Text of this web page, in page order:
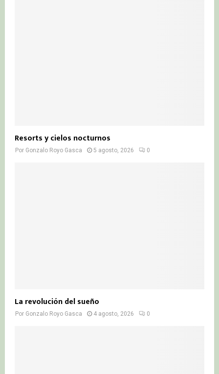
Resorts y cielos nocturnos
Por Gonzalo Royo Gasca 5 agosto, 2026 0
La revolución del sueño
Por Gonzalo Royo Gasca 4 agosto, 2026 0